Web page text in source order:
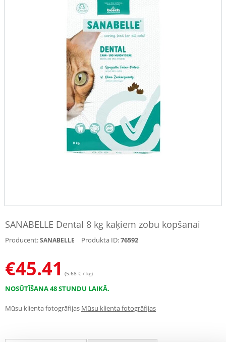
SANABELLE Dental 8 kg kaķiem zobu kopšanai
Producent:SANABELLE Produkta ID:76592
€45.41 (5.68 € / kg)
NOSŪTĪŠANA 48 STUNDU LAIKĀ.
Mūsu klienta fotogrāfijas Mūsu klienta fotogrāfijas